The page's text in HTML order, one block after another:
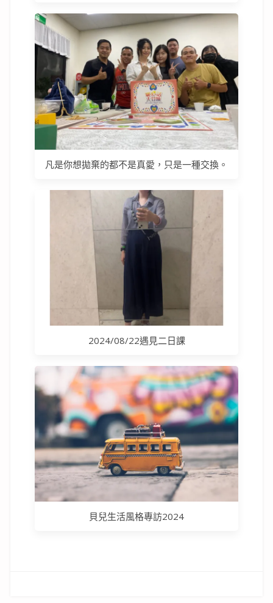
凡是你想拋棄的都不是真愛，只是一種交換。
2024/08/22遇見二日課
貝兒生活風格專訪2024